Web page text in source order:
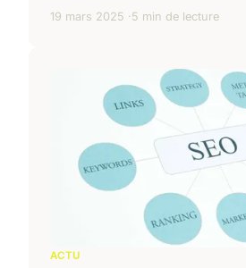
19 mars 2025 5 min de lecture
ACTU